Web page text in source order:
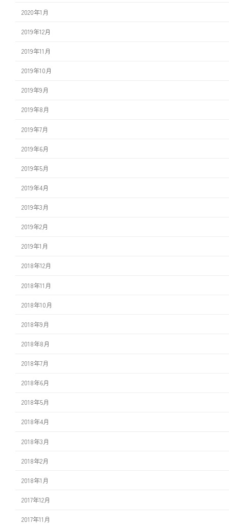
2020年1月
2019年12月
2019年11月
2019年10月
2019年9月
2019年8月
2019年7月
2019年6月
2019年5月
2019年4月
2019年3月
2019年2月
2019年1月
2018年12月
2018年11月
2018年10月
2018年9月
2018年8月
2018年7月
2018年6月
2018年5月
2018年4月
2018年3月
2018年2月
2018年1月
2017年12月
2017年11月